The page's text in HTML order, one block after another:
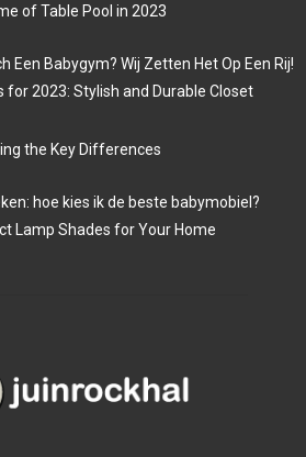
of Table Pool in 2023
Een Babygym? Wij Zetten Het Op Een Rij!
for 2023: Stylish and Durable Closet
the Key Differences
hoe kies ik de beste babymobiel?
Lamp Shades for Your Home